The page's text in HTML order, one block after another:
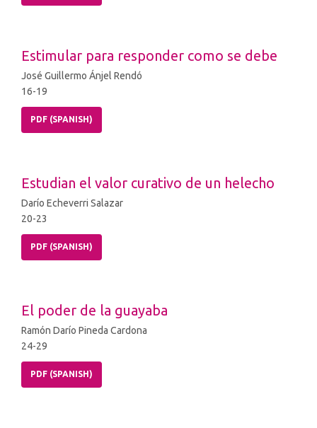
Estimular para responder como se debe
José Guillermo Ánjel Rendó
16-19
PDF (SPANISH)
Estudian el valor curativo de un helecho
Darío Echeverri Salazar
20-23
PDF (SPANISH)
El poder de la guayaba
Ramón Darío Pineda Cardona
24-29
PDF (SPANISH)